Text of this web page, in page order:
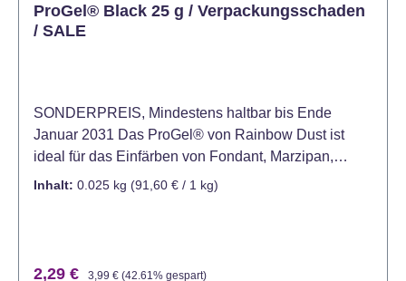
ProGel® Black 25 g / Verpackungsschaden
/ SALE
SONDERPREIS, Mindestens haltbar bis Ende
Januar 2031 Das ProGel® von Rainbow Dust ist
ideal für das Einfärben von Fondant, Marzipan,
Buttercreme, Kuchenteig, Biskuit, Candy Melts und
kräftige Farbe zu verleihen. Mit ihrer großen
Inhalt: 0.025 kg (91,60 € / 1 kg)
Verkaufspreis:
2,29 € Regulärer Preis:
3,99 € (42.61% gespart)